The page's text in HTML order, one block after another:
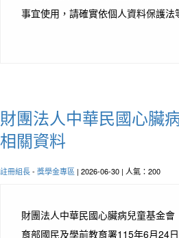
事宜使用，請確實依個人資料保護
財團法人中華民國心臟
相關資料
註冊組長- 獎學金專區 | 2026-06-30 | 人氣：200
財團法人中華民國心臟病兒童基
育部國民及學前教育署115年6月24